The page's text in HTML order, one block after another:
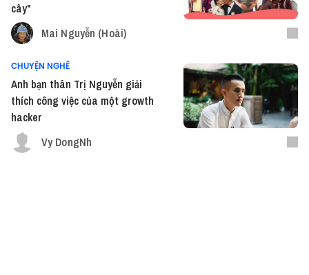
cây"
Mai Nguyễn (Hoài)
CHUYỆN NGHỀ
Anh bạn thân Trị Nguyễn giải
thích công việc của một growth
hacker
Vy DongNh